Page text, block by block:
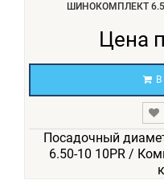
ШИНОКОМПЛЕКТ 6.50-
Цена
Посадочный
6.50-10 10PR /